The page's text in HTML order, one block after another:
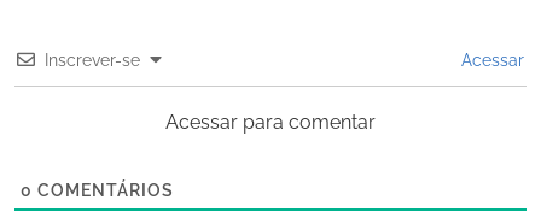
Inscrever-se Acessar
Acessar para comentar
0 COMENTÁRIOS